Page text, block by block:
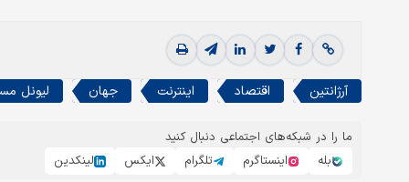
آرژانتین اقتصاد اینترنت جهان لیونل
ما را در شبکه‌های اجتماعی دنبال کنید
بله
اینستاگرم تلگرام ایکس لینکدین